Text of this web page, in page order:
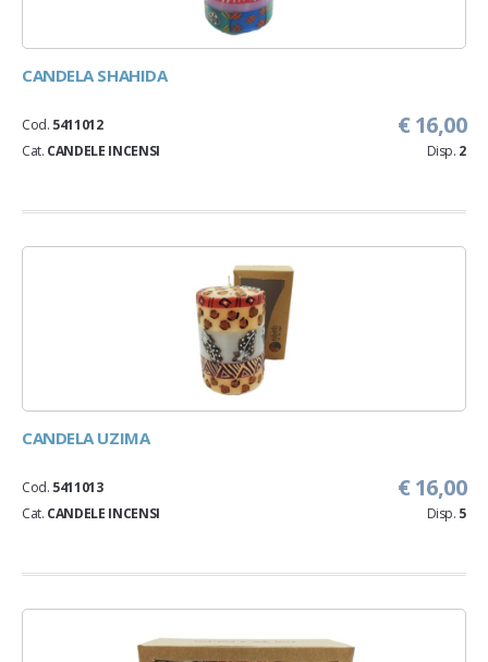
CANDELA SHAHIDA
€ 16,00
Cod. 5411012
Cat. CANDELE INCENSI Disp. 2
CANDELA UZIMA
€ 16,00
Cod. 5411013
Cat. CANDELE INCENSI Disp. 5